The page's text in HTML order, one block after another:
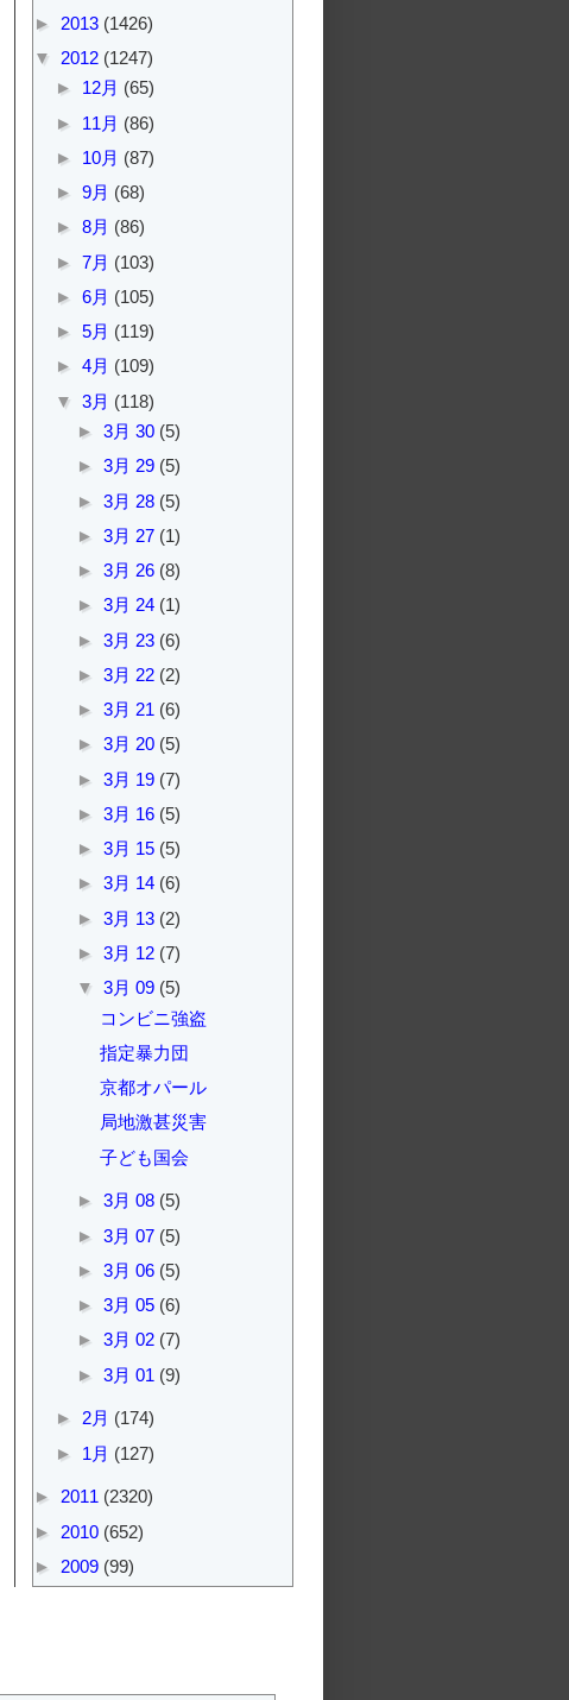
► 2013 (1426)
▼ 2012 (1247)
► 12月 (65)
► 11月 (86)
► 10月 (87)
► 9月 (68)
► 8月 (86)
► 7月 (103)
► 6月 (105)
► 5月 (119)
► 4月 (109)
▼ 3月 (118)
► 3月 30 (5)
► 3月 29 (5)
► 3月 28 (5)
► 3月 27 (1)
► 3月 26 (8)
► 3月 24 (1)
► 3月 23 (6)
► 3月 22 (2)
► 3月 21 (6)
► 3月 20 (5)
► 3月 19 (7)
► 3月 16 (5)
► 3月 15 (5)
► 3月 14 (6)
► 3月 13 (2)
► 3月 12 (7)
▼ 3月 09 (5)
コンビニ強盗
指定暴力団
京都オパール
局地激甚災害
子ども国会
► 3月 08 (5)
► 3月 07 (5)
► 3月 06 (5)
► 3月 05 (6)
► 3月 02 (7)
► 3月 01 (9)
► 2月 (174)
► 1月 (127)
► 2011 (2320)
► 2010 (652)
► 2009 (99)